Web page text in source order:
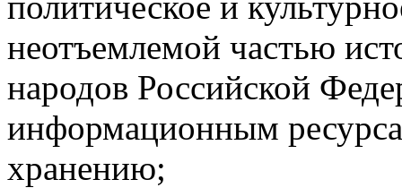
неотъемлемой частью
народов Российской
информационным
хранению;